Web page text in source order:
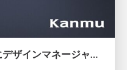
デザインエンジニアの延長にデザインマネージャーとしての可能性を探る